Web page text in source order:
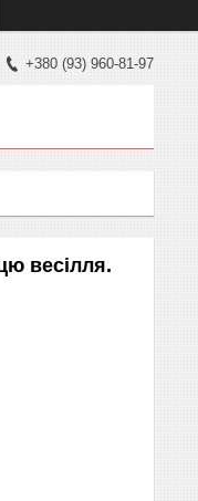
+380 (93) 960-81-97
весілля.